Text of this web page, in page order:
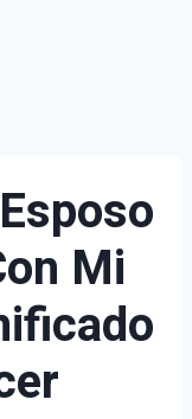
Mi